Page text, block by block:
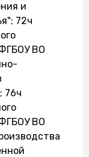
и
72ч
ВО
76ч
ВО